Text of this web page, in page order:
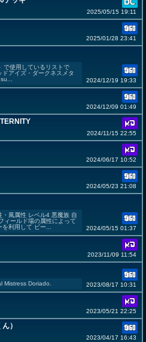
2025/05/15 19:11
2025/01/28 23:41
で使用しているリストで
アイズ・ダークネスメタ
2024/12/19 19:33
2024/12/09 01:49
2024/11/15 22:55
2024/06/17 10:52
2024/05/23 21:08
・風属性 レベル4 悪魔族 自
ィールド場の属性によって
を利用して ビー...
2024/05/15 01:37
2023/11/09 11:54
Mistress Doriado. 2023/08/17 10:31
2023/05/21 22:25
）
2023/04/17 16:43